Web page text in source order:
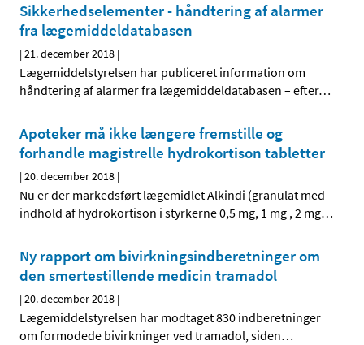
Sikkerhedselementer - håndtering af alarmer
fra lægemiddeldatabasen
|21. december 2018 |
Lægemiddelstyrelsen har publiceret information om
håndtering af alarmer fra lægemiddeldatabasen – efter…
Apoteker må ikke længere fremstille og
forhandle magistrelle hydrokortison tabletter
|20. december 2018 |
Nu er der markedsført lægemidlet Alkindi (granulat med
indhold af hydrokortison i styrkerne 0,5 mg, 1 mg , 2 mg…
Ny rapport om bivirkningsindberetninger om
den smertestillende medicin tramadol
|20. december 2018 |
Lægemiddelstyrelsen har modtaget 830 indberetninger
om formodede bivirkninger ved tramadol, siden…